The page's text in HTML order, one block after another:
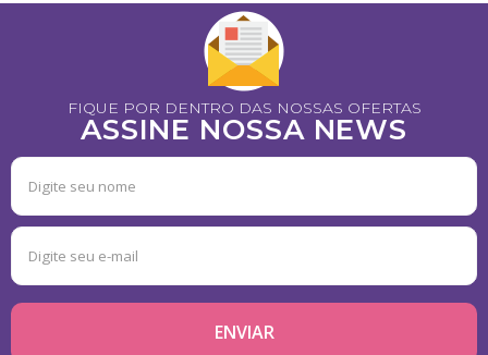
FIQUE POR DENTRO DAS NOSSAS OFERTAS
ASSINE NOSSA NEWS